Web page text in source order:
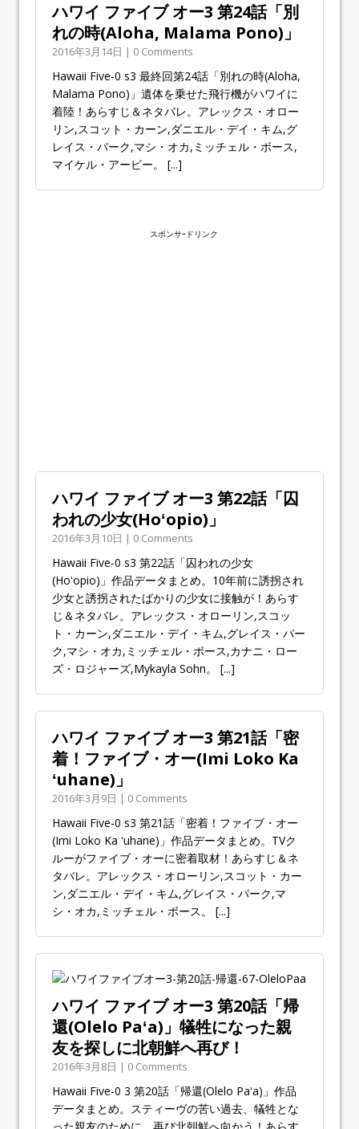
ハワイ ファイブ オー3 第24話「別
れの時(Aloha, Malama Pono)」
2016年3月14日 | 0 Comments
Hawaii Five-0 s3 最終回第24話「別れの時(Aloha,
Malama Pono)」遺体を乗せた飛行機がハワイに
着陸！あらすじ＆ネタバレ。アレックス・オロー
リン,スコット・カーン,ダニエル・デイ・キム,グ
レイス・パーク,マシ・オカ,ミッチェル・ボース,
マイケル・アービー。 [...]
スポンサｰドリンク
ハワイ ファイブ オー3 第22話「囚
われの少女(Hoʻopio)」
2016年3月10日 | 0 Comments
Hawaii Five-0 s3 第22話「囚われの少女
(Hoʻopio)」作品データまとめ。10年前に誘拐され
少女と誘拐されたばかりの少女に接触が！あらす
じ＆ネタバレ。アレックス・オローリン,スコッ
ト・カーン,ダニエル・デイ・キム,グレイス・パー
ク,マシ・オカ,ミッチェル・ボース,カナニ・ロー
ズ・ロジャーズ,Mykayla Sohn。 [...]
ハワイ ファイブ オー3 第21話「密
着！ファイブ・オー(Imi Loko Ka
ʻuhane)」
2016年3月9日 | 0 Comments
Hawaii Five-0 s3 第21話「密着！ファイブ・オー
(Imi Loko Ka ʻuhane)」作品データまとめ。TVク
ルーがファイブ・オーに密着取材！あらすじ＆ネ
タバレ。アレックス・オローリン,スコット・カー
ン,ダニエル・デイ・キム,グレイス・パーク,マ
シ・オカ,ミッチェル・ボース。 [...]
ハワイ ファイブ オー3 第20話「帰
還(Olelo Paʻa)」犠牲になった親
友を探しに北朝鮮へ再び！
2016年3月8日 | 0 Comments
Hawaii Five-0 3 第20話「帰還(Olelo Paʻa)」作品
データまとめ。スティーヴの苦い過去、犠牲とな